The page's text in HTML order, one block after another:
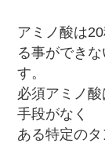
アミノ酸は
る事ができ
す。
必須アミノ
手段がなく
ある特定の